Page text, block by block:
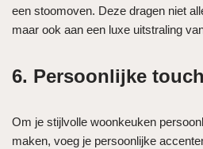
een stoomoven. Deze dragen niet
maar ook aan een luxe uitstraling
6. Persoonlijke touch
Om je stijlvolle woonkeuken
maken, voeg je persoonlijke